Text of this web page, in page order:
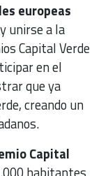
europeas
y unirse a la
Capital Verde
en el
que ya
creando un
Capital